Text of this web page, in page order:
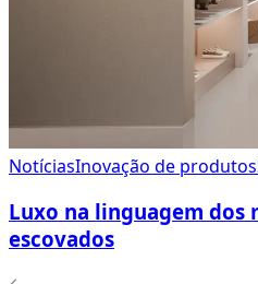
NotíciasInovação de produtos
Luxo na linguagem dos
escovados